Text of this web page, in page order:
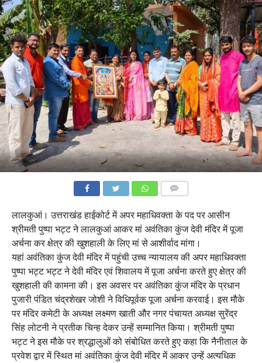
लालकुआं। उत्तराखंड हाईकोर्ट में अपर महाधिवक्ता के पद पर आसीन
श्रीमती पुष्पा भट्ट ने लालकुआं आकर मां अवंतिका कुंज देवी मंदिर में पूजा
अर्चना कर क्षेत्र की खुशहाली के लिए मां से आशीर्वाद मांगा।
यहां अवंतिका कुंज देवी मंदिर में पहुंची उच्च न्यायालय की अपर महाधिवक्ता
पुष्पा भट्ट भट्ट ने देवी मंदिर एवं शिवालय में पूजा अर्चना करते हुए क्षेत्र की
खुशहाली की कामना की। इस अवसर पर अवंतिका कुंज मंदिर के प्रधान
पुजारी पंडित चंद्रशेखर जोशी ने विधिपूर्वक पूजा अर्चना करवाई। इस मौके
पर मंदिर कमेटी के अध्यक्ष लक्ष्मण खाती और नगर पंचायत अध्यक्ष सुरेंद्र
सिंह लोटनी ने प्रतीक चिन्ह देकर उन्हें सम्मानित किया। श्रीमती पुष्पा
भट्ट ने इस मौके पर श्रद्धालुओं को संबोधित करते हुए कहा कि नैनीताल के
प्रवेश द्वार में स्थित मां अवंतिका कुंज देवी मंदिर में आकर उन्हें अत्यधिक